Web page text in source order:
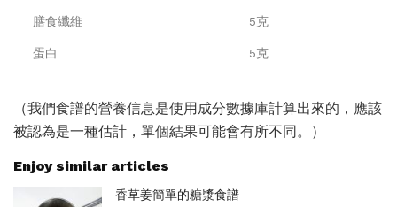
膳食纖維 5克
蛋白 5克
（我們食譜的營養信息是使用成分數據庫計算出來的，應該
被認為是一種估計，單個結果可能會有所不同。）
Enjoy similar articles
香草姜簡單的糖漿食譜